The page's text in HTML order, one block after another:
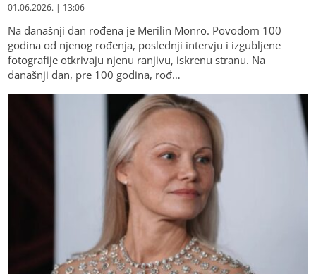
01.06.2026. | 13:06
Na današnji dan rođena je Merilin Monro. Povodom 100
godina od njenog rođenja, poslednji intervju i izgubljene
fotografije otkrivaju njenu ranjivu, iskrenu stranu. Na
današnji dan, pre 100 godina, rođ…